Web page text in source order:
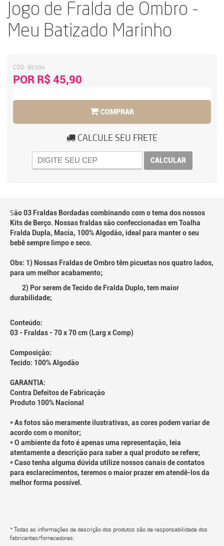
Jogo de Fralda de Ombro -
Meu Batizado Marinho
CÓD: B5304
POR R$ 45,90
COMPRAR
CALCULE SEU FRETE
CALCULAR
São 03 Fraldas Bordadas combinando com o tema dos nossos
Kits de Berço. Nossas fraldas são confeccionadas em Toalha
Fralda Dupla, Macia, 100% Algodão, ideal para manter o seu
bebê sempre limpo e seco.
Obs: 1) Nossas Fraldas de Ombro têm picuetas nos quatro lados,
para um melhor acabamento;
2) Por serem de Tecido de Fralda Duplo, tem maior
durabilidade;
Conteúdo:
03 - Fraldas - 70 x 70 cm (Larg x Comp)
Composição:
Tecido: 100% Algodão
GARANTIA:
Contra Defeitos de Fabricação
Produto 100% Nacional
* As fotos são meramente ilustrativas, as cores podem variar de
acordo com o monitor;
* O ambiente da foto é apenas uma representação, leia
atentamente a descrição para saber a qual produto se refere;
* Caso tenha alguma dúvida utilize nossos canais de contatos
para esclarecimentos, teremos o maior prazer em atendê-los da
melhor forma possível.
* Todas as informações de descrição dos produtos são de responsabilidade dos
fabricantes/fornecedores.